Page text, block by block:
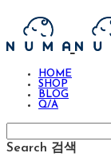
HOME
SHOP
BLOG
Q/A
Search 검색